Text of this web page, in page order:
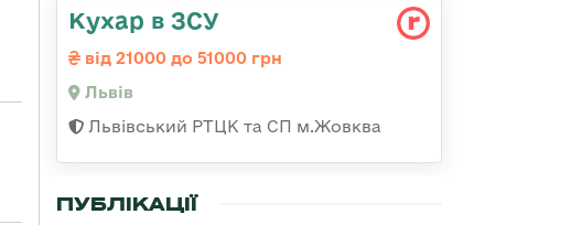
Кухар в ЗСУ
від 21000 до 51000 грн
Львів
Львівський РТЦК та СП м.Жовква
ПУБЛІКАЦІЇ